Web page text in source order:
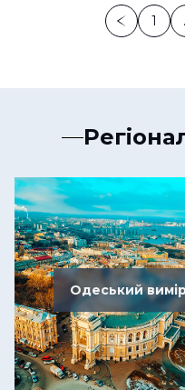
1
Одеський